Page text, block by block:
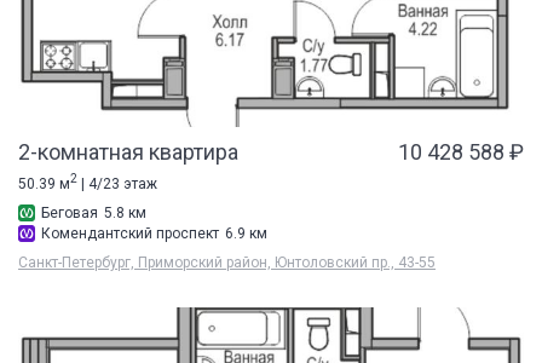
2-комнатная квартира 10 428 588 ₽
50.39 м2 | 4/23 этаж
Беговая 5.8 км
Комендантский проспект 6.9 км
Санкт-Петербург, Приморский район, Юнтоловский пр., 43-55